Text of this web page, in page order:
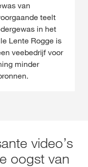
van
teelt
in het
Lente Rogge is
veebedrijf voor
minder
video’s
oogst van